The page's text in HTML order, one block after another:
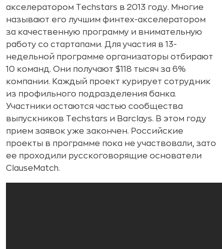
акселератором Techstars в 2013 году. Многие
называют его лучшим финтех-акселератором
за качественную программу и внимательную
работу со стартапами. Для участия в 13-
недельной программе организаторы отбирают
10 команд. Они получают $118 тысяч за 6%
компании. Каждый проект курирует сотрудник
из профильного подразделения банка.
Участники остаются частью сообщества
выпускников Techstars и Barclays. В этом году
прием заявок уже закончен. Российские
проекты в программе пока не участвовали, зато
ее проходили русскоговорящие основатели
ClauseMatch.